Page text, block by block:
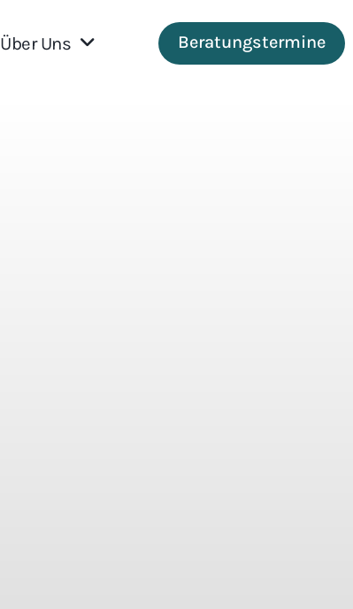
Über Uns Beratungstermine